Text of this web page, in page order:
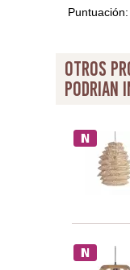
Puntuación:
otros
podrian